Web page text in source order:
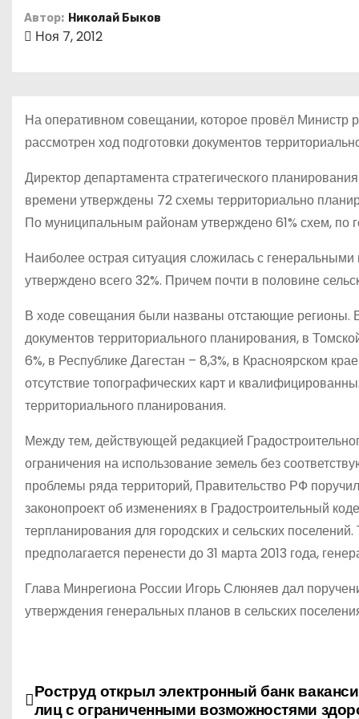
Автор: Николай Быков
Ноя 7, 2012
На оперативном совещании, которое провёл Министр
рассмотрен ход подготовки документов
Директор департамента стратегического
времени утверждены 72 схемы территориально
По муниципальным районам утверждено 61% схем, по
Наиболее острая ситуация сложилась с
утверждено всего 32%. Причем почти в половине
В ходе совещания были названы отстающие регионы.
документов территориального планирования, в
6%, в Республике Дагестан – 8,3%, в Красноярском
отсутствие топографических карт и
территориального планирования.
Между тем, действующей редакцией
ограничения на использование земель без
проблемы ряда территорий, Правительство РФ
законопроект об изменениях в Градостроительный
терпланирования для городских и сельских
предполагается перенести до 31 марта 2013 года,
Глава Минрегиона России Игорь Слюняев дал
утверждения генеральных планов в сельских
НРоструд открыл электронный банк
лиц с ограниченными возможностями